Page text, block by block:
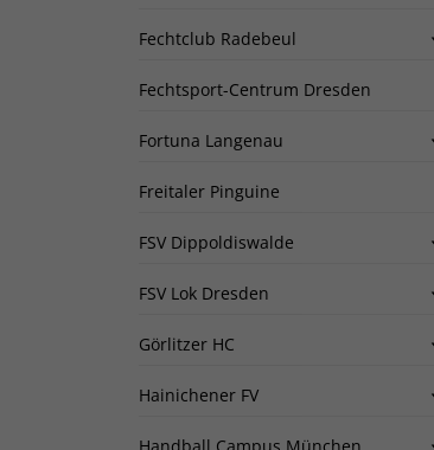
Fechtclub Radebeul
Fechtsport-Centrum Dresden
Fortuna Langenau
Freitaler Pinguine
FSV Dippoldiswalde
FSV Lok Dresden
Görlitzer HC
Hainichener FV